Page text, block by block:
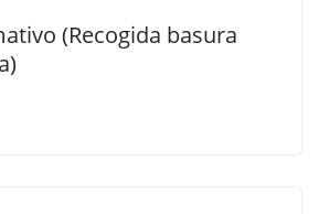
(Recogida basura